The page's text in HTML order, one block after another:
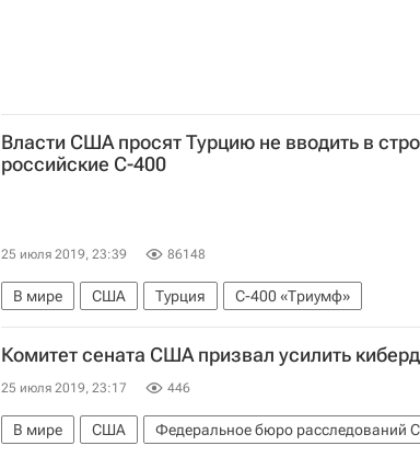
Власти США просят Турцию не вводить в
российские С-400
25 июля 2019, 23:39 86148
В мире США Турция С-400 «Триумф»
Комитет сената США призвал усилить
25 июля 2019, 23:17 446
В мире США Федеральное бюро расследований